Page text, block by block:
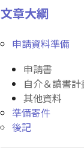
文章大綱
申請資料準備
申請書
自介＆讀書計
其他資料
準備寄件
後記